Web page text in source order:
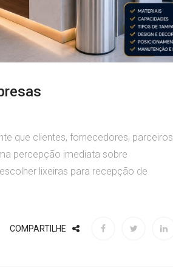
que clientes, fornecedores, parceiros
percepção imediata sobre
lixeiras para recepção de
COMPARTILHE